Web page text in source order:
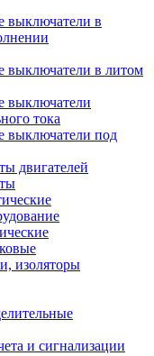
выключатели в
выключатели в литом
выключатели
тока
выключатели под
двигателей
изоляторы
и сигнализации